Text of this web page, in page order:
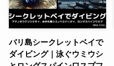
バリ島シークレットベイで
ダイビング｜泳ぐウミウシ